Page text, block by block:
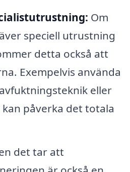
Om
speciell utrustning
detta också att
Exempelvis använda
eller
påverka det totala
det tar att